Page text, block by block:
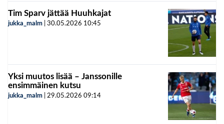
Tim Sparv jättää Huuhkajat
jukka_malm 30.05.2026 10:45
Yksi muutos lisää – Janssonille
ensimmäinen kutsu
jukka_malm 29.05.2026 09:14